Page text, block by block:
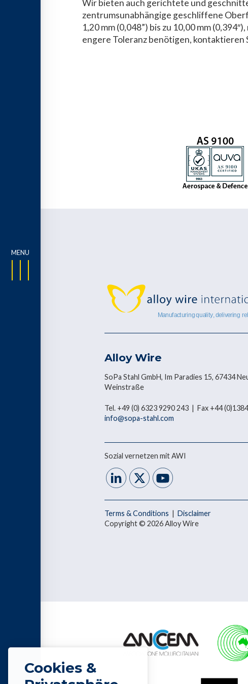
Wir bieten auch gerichtete und
zentrumsunabhängige geschliffene
1,20 mm (0,048”) bis zu 10,00 mm
engere Toleranz benötigen, kontaktieren
Alloy Wire
SoPa Stahl GmbH, Im Paradies 15, 67434
Weinstraße
Tel. +49 (0) 6323 9290 243 | Fax +44
info@sopa-stahl.com
Sozial vernetzen mit AWI
Terms & Conditions |Disclaimer
Copyright © 2026 Alloy Wire
Cookies &